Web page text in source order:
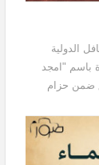
باسم "امجد
ضمن حزام